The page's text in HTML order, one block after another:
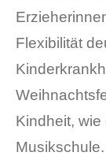
Flexibilität
Kindheit,